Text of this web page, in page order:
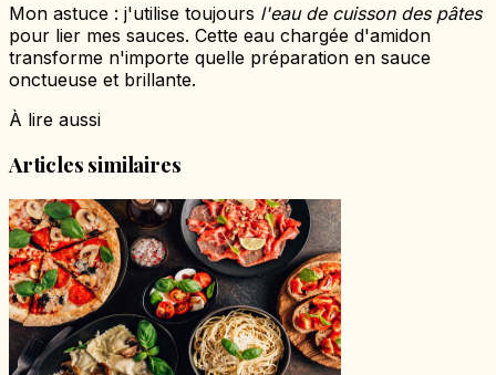
Mon astuce : j'utilise toujours l'eau de cuisson des pâtes
pour lier mes sauces. Cette eau chargée d'amidon
transforme n'importe quelle préparation en sauce
onctueuse et brillante.
À lire aussi
Articles similaires